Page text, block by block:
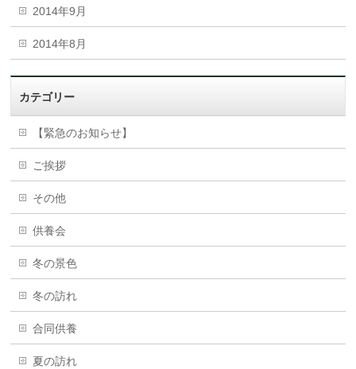
2014年9月
2014年8月
カテゴリー
【緊急のお知らせ】
ご挨拶
その他
供養会
冬の景色
冬の訪れ
合同供養
夏の訪れ